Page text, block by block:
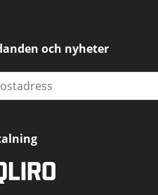
och nyheter